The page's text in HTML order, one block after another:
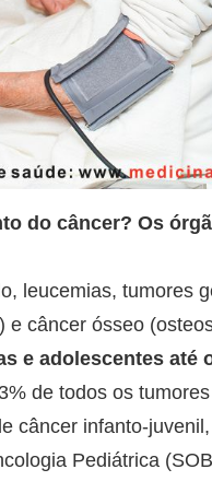
do câncer? Os
leucemias, tumores
câncer ósseo
e adolescentes até
de todos os
câncer infanto-
Pediátrica